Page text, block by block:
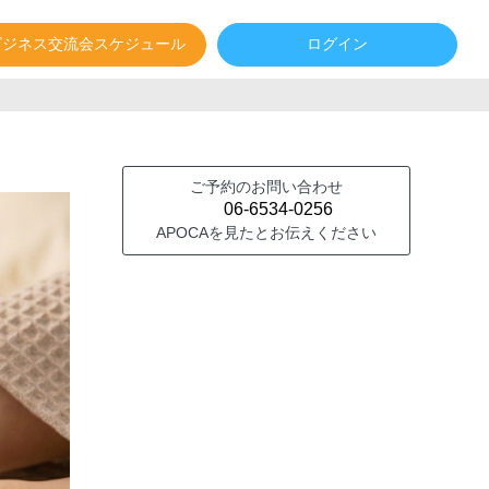
ログイン
ネス交流会スケジュール
ご予約のお問い合わせ
06-6534-0256
APOCAを見たとお伝えください